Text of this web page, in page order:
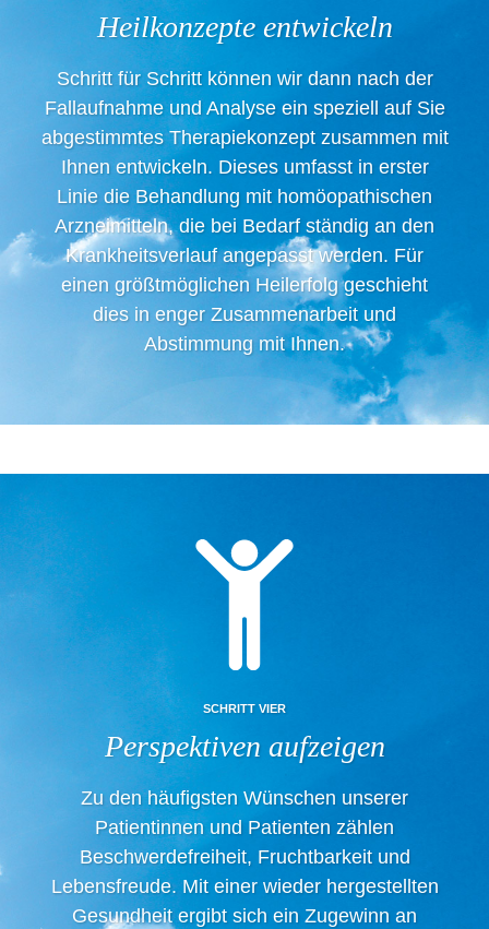
Heilkonzepte entwickeln
Schritt für Schritt können wir dann nach der
Fallaufnahme und Analyse ein speziell auf Sie
abgestimmtes Therapiekonzept zusammen mit
Ihnen entwickeln. Dieses umfasst in erster
Linie die Behandlung mit homöopathischen
Arzneimitteln, die bei Bedarf ständig an den
Krankheitsverlauf angepasst werden. Für
einen größtmöglichen Heilerfolg geschieht
dies in enger Zusammenarbeit und
Abstimmung mit Ihnen.
SCHRITT VIER
Perspektiven aufzeigen
Zu den häufigsten Wünschen unserer
Patientinnen und Patienten zählen
Beschwerdefreiheit, Fruchtbarkeit und
Lebensfreude. Mit einer wieder hergestellten
Gesundheit ergibt sich ein Zugewinn an